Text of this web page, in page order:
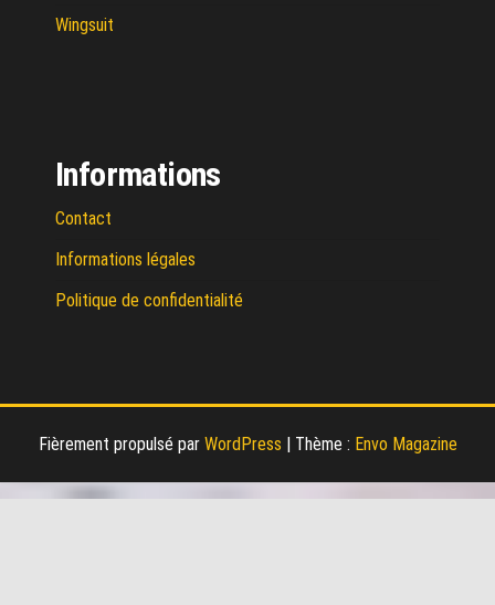
Wingsuit
Informations
Contact
Informations légales
Politique de confidentialité
Fièrement propulsé par WordPress Thème : Envo Magazine